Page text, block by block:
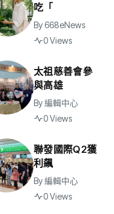
吃「
By668eNews
0 Views
太祖慈善會參
與高雄
By編輯中心
0 Views
聯發國際Q2獲
利飆
By編輯中心
0 Views